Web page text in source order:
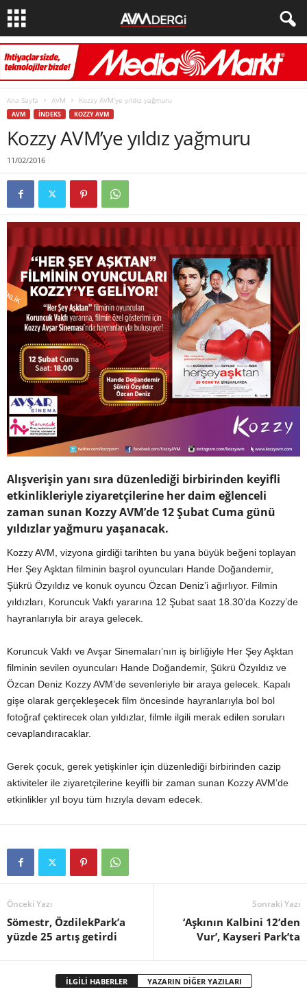
Ana Sayfa AVM Kozzy AVM’ye yıldız yağmuru
AVM İNDEKS KOZZY AVM
Kozzy AVM’ye yıldız yağmuru
11/02/2016
Alışverişin yanı sıra düzenlediği birbirinden keyifli
etkinlikleriyle ziyaretçilerine her daim eğlenceli
zaman sunan Kozzy AVM’de 12 Şubat Cuma günü
yıldızlar yağmuru yaşanacak.
Kozzy AVM, vizyona girdiği tarihten bu yana büyük beğeni toplayan
Her Şey Aşktan filminin başrol oyuncuları Hande Doğandemir,
Şükrü Özyıldız ve konuk oyuncu Özcan Deniz’i ağırlıyor. Filmin
yıldızları, Koruncuk Vakfı yararına 12 Şubat saat 18.30’da Kozzy’de
hayranlarıyla bir araya gelecek.
Koruncuk Vakfı ve Avşar Sinemaları’nın iş birliğiyle Her Şey Aşktan
filminin sevilen oyuncuları Hande Doğandemir, Şükrü Özyıldız ve
Özcan Deniz Kozzy AVM’de sevenleriyle bir araya gelecek. Kapalı
gişe olarak gerçekleşecek film öncesinde hayranlarıyla bol bol
fotoğraf çektirecek olan yıldızlar, filmle ilgili merak edilen soruları
cevaplandıracaklar.
Gerek çocuk, gerek yetişkinler için düzenlediği birbirinden cazip
aktiviteler ile ziyaretçilerine keyifli bir zaman sunan Kozzy AVM’de
etkinlikler yıl boyu tüm hızıyla devam edecek.
Önceki Yazı
Sömestr, ÖzdilekPark’a
yüzde 25 artış getirdi
Sonraki Yazı
‘Aşkının Kalbini 12’den
Vur’, Kayseri Park’ta
İLGİLİ HABERLER YAZARIN DİĞER YAZILARI